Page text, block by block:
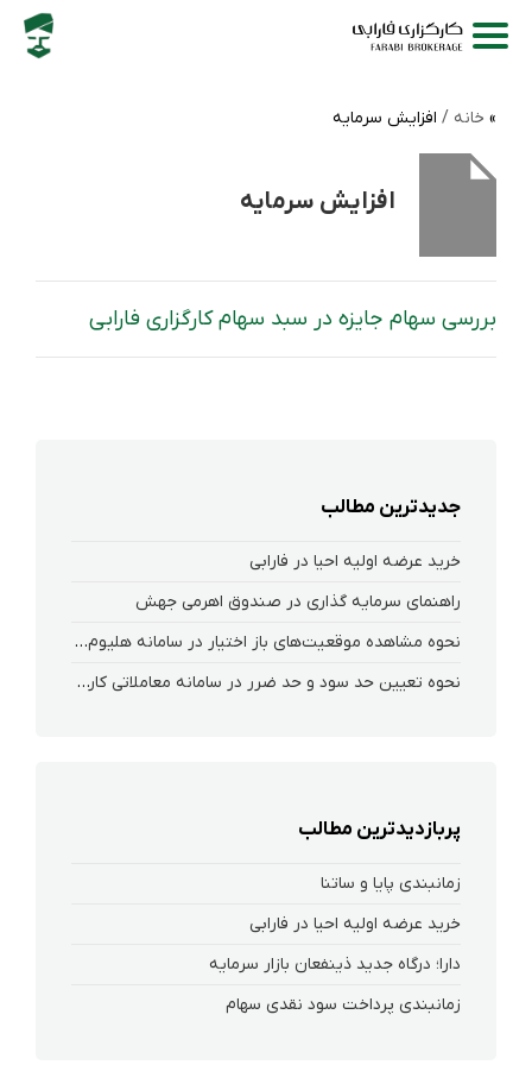
خانه / افزایش سرمایه
افزایش سرمایه
بررسی سهام جایزه در سبد سهام کارگزاری فارابی
جدیدترین مطالب
خرید عرضه اولیه احیا در فارابی
راهنمای سرمایه گذاری در صندوق اهرمی جهش
نحوه‌ مشاهده‌ موقعیت‌های باز اختیار در سامانه هلیوم و نکست
نحوه تعیین حد سود و حد ضرر در سامانه معاملاتی کارگزاری فارابی
پربازدیدترین مطالب
زمانبندی پایا و ساتنا
خرید عرضه اولیه احیا در فارابی
دارا؛ درگاه جدید ذینفعان بازار سرمایه
زمانبندی پرداخت سود نقدی سهام‌